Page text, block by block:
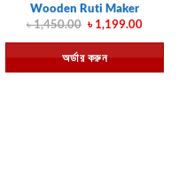
Wooden Ruti Maker
৳1,450.00 Original
price
was:
৳ 1,450.00.
৳1,199.00Current
is:
৳
অর্ডার করুন